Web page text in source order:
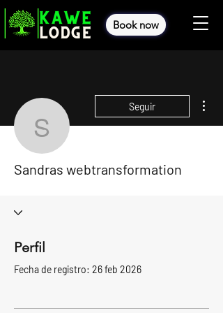
Book now
Sandras
Seguir
Sandras webtransformation
Perfil
Fecha de registro: 26 feb 2026